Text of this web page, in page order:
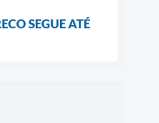
SEGUE ATÉ